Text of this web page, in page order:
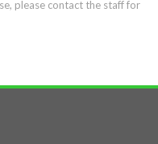
please contact the staff for